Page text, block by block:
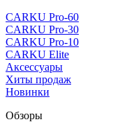
CARKU Pro-60
CARKU Pro-30
CARKU Pro-10
CARKU Elite
Аксессуары
Хиты продаж
Новинки
Обзоры